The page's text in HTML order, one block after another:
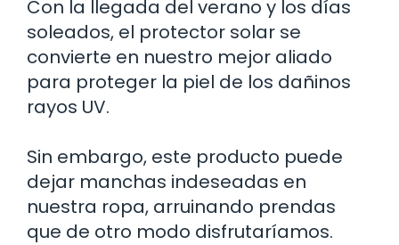
Con la llegada del verano y los días
soleados, el protector solar se
convierte en nuestro mejor aliado
para proteger la piel de los dañinos
rayos UV.
Sin embargo, este producto puede
dejar manchas indeseadas en
nuestra ropa, arruinando prendas
que de otro modo disfrutaríamos.